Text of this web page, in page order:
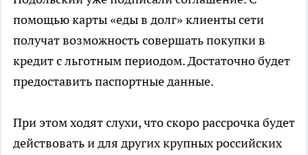
помощью карты «еды в долг» клиенты сети
получат возможность совершать покупки в
кредит с льготным периодом. Достаточно будет
предоставить паспортные данные.
При этом ходят слухи, что скоро рассрочка будет
действовать и для других крупных российских